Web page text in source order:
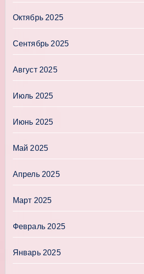
Октябрь 2025
Сентябрь 2025
Август 2025
Июль 2025
Июнь 2025
Май 2025
Апрель 2025
Март 2025
Февраль 2025
Январь 2025